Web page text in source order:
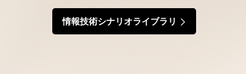
情報技術シナリオライブラリ